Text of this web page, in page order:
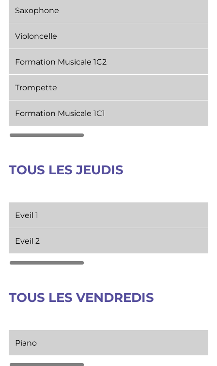
Saxophone
Violoncelle
Formation Musicale 1C2
Trompette
Formation Musicale 1C1
TOUS LES JEUDIS
Eveil 1
Eveil 2
TOUS LES VENDREDIS
Piano